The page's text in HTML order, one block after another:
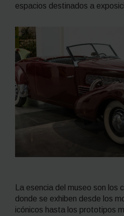
espacios destinados a
La esencia del museo son los
donde se exhiben desde los
icónicos hasta los prototipos